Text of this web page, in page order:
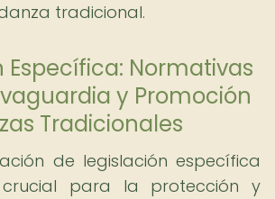
tradicional.
Específica: Normativas
y Promoción
Tradicionales
de legislación específica
para la protección y